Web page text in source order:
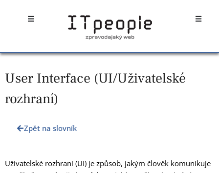
Open Open
User Interface (UI/Uživatelské
rozhraní)
Zpět na slovník
Uživatelské rozhraní (UI) je způsob, jakým člověk komunikuje